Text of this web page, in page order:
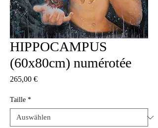
HIPPOCAMPUS
(60x80cm) numérotée
265,00 €Preis
Taille *